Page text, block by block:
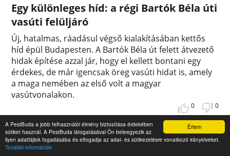
Értem
A PestBuda a jobb felhasználói élmény biztosítása érdekében
sütiket használ. A PestBuda látogatásával Ön beleegyezik az
ilyen adatfájlok fogadásába és elfogadja az adat- és sütikezelésre vonatkozó irányelveket.
További információk
Egy különleges híd: a régi Bartók Béla úti
vasúti felüljáró
Új, hatalmas, ráadásul végső kialakításában kettős
híd épül Budapesten. A Bartók Béla út felett átvezető
hidak építése azzal jár, hogy el kellett bontani egy
érdekes, de már igencsak öreg vasúti hidat is, amely
a maga nemében az első volt a magyar
vasútvonalakon.
0 0